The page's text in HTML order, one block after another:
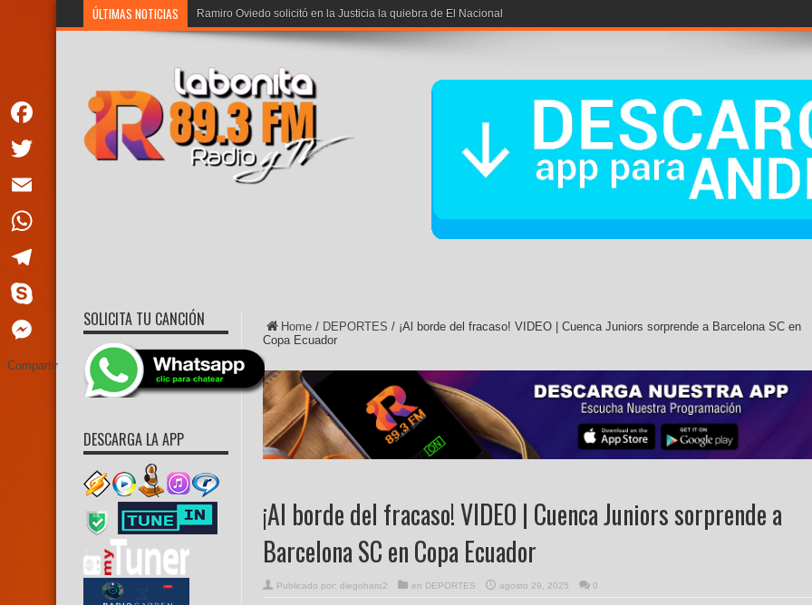
ÚLTIMAS NOTICIAS Ramiro Oviedo solicitó en la Justicia la quiebra de El Nacional
Home / DEPORTES / ¡Al borde del fracaso! VIDEO | Cuenca Juniors sorprende a Barcelona SC en
Copa Ecuador
¡Al borde del fracaso! VIDEO | Cuenca Juniors sorprende a
Barcelona SC en Copa Ecuador
Publicado por: diegoharo2 en DEPORTES agosto 29, 2025 0
SOLICITA TU CANCIÓN
DESCARGA LA APP
Facebook
Twitter
Email
WhatsApp
Telegram
Skype
Messenger
Compartir